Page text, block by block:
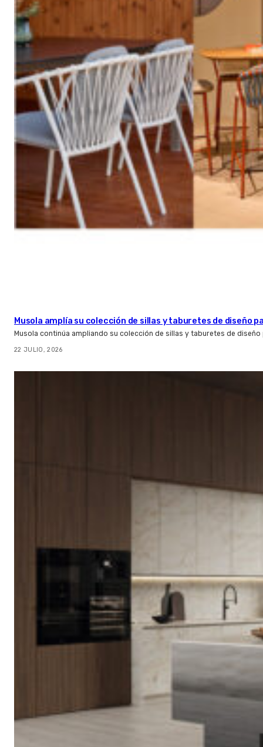
Musola amplía su colección de sillas y taburetes de diseño
Musola continúa ampliando su colección de sillas y taburetes de
22 JULIO, 2026